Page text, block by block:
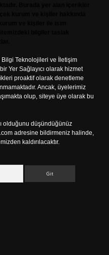
Bilgi Teknolojileri ve İletişim
Yer Sağlayıcı olarak hizmet
proaktif olarak denetleme
Ancak, üyelerimiz
olup, siteye üye olarak bu
olduğunu düşündüğünüz
adresine bildirmeniz halinde,
kaldırılacaktır.